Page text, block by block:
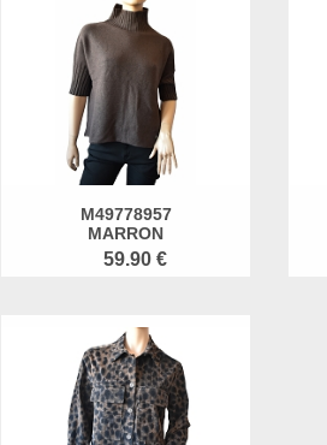
M49778957
MARRON
59.90 €